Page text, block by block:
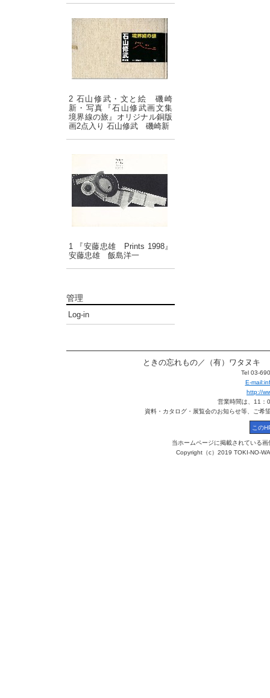
2 石山修武・文と絵 磯崎
新・写真『石山修武画文集
境界線の旅』オリジナル銅版
画2点入り 石山修武 磯崎新
1 『安藤忠雄 Prints 1998』
安藤忠雄 飯島洋一
管理
Log-in
ときの忘れもの／（有）ワタヌキ
Tel 03-
E-
http://
営業時間は、11：
資料・カタログ・展覧会のお知らせ等、ご希
当ホームページに掲載されている
Copyright（c）2019 TOKI-NO-